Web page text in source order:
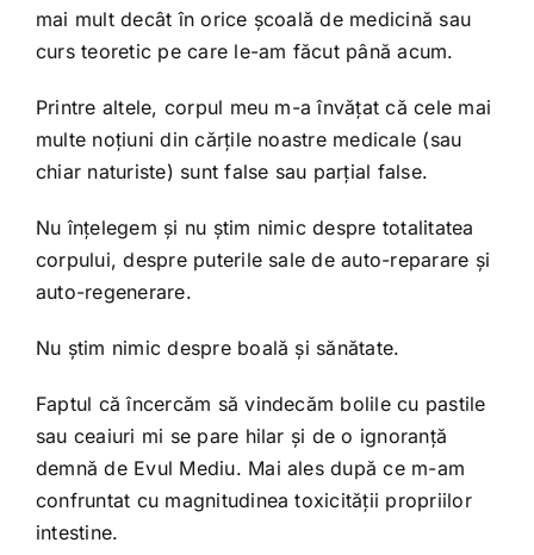
mai mult decât în orice școală de medicină sau
curs teoretic pe care le-am făcut până acum.
Printre altele, corpul meu m-a învățat că cele mai
multe noțiuni din cărțile noastre medicale (sau
chiar naturiste) sunt false sau parțial false.
Nu înțelegem și nu știm nimic despre totalitatea
corpului, despre puterile sale de auto-reparare și
auto-regenerare.
Nu știm nimic despre boală și sănătate.
Faptul că încercăm să vindecăm bolile cu pastile
sau ceaiuri mi se pare hilar și de o ignoranță
demnă de Evul Mediu. Mai ales după ce m-am
confruntat cu magnitudinea toxicității propriilor
intestine.